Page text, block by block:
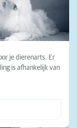
je dierenarts. Er
is afhankelijk van